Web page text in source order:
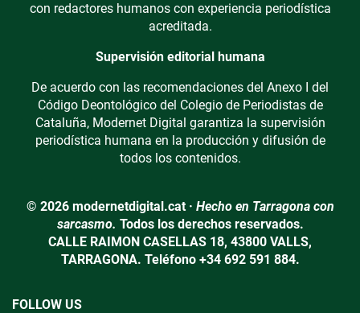
con redactores humanos con experiencia periodística
acreditada.
Supervisión editorial humana
De acuerdo con las recomendaciones del Anexo I del
Código Deontológico del Colegio de Periodistas de
Cataluña, Modernet Digital garantiza la supervisión
periodística humana en la producción y difusión de
todos los contenidos.
© 2026 modernetdigital.cat · Hecho en Tarragona con
sarcasmo. Todos los derechos reservados.
CALLE RAIMON CASELLAS 18, 43800 VALLS,
TARRAGONA. Teléfono +34 692 591 884.
FOLLOW US